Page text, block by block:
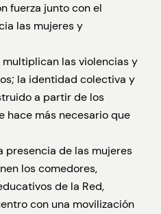
fuerza junto con el
las mujeres y
las violencias y
la identidad colectiva y
a partir de los
hace más necesario que
presencia de las mujeres
los comedores,
de la Red,
con una movilización